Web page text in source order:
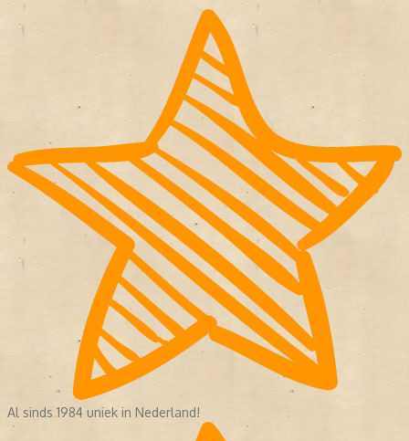
Al sinds 1984 uniek in Nederland!